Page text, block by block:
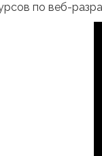
по веб-